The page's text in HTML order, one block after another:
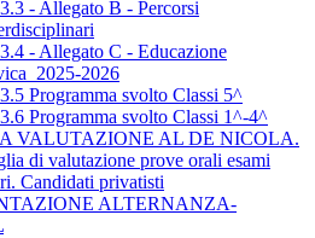
- Allegato B - Percorsi
- Allegato C - Educazione
2026
Programma svolto Classi 5^
Programma svolto Classi 1^-4^
VALUTAZIONE AL DE NICOLA.
di valutazione prove orali esami
Candidati privatisti
ALTERNANZA-